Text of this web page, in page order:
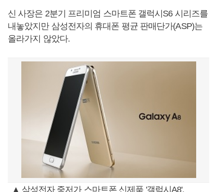
신 사장은 2분기 프리미엄 스마트폰 갤럭시S6 시리즈를
내놓았지만 삼성전자의 휴대폰 평균 판매단가(ASP)는
올라가지 않았다.
▲ 삼성전자 중저가 스마트폰 신제품 '갤럭시A8'.